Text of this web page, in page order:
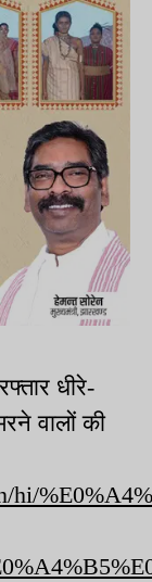
धीरे-
वालों की
hi/